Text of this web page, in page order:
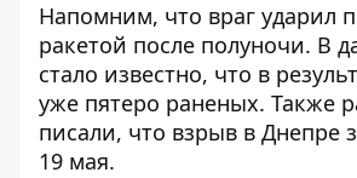
Напомним, что враг ударил
ракетой после полуночи. В
стало известно, что в
уже пятеро раненых. Также
писали, что взрыв в Днепре
19 мая.